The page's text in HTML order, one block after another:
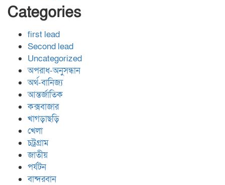
Categories
first lead
Second lead
Uncategorized
অপরাধ-অনুসন্ধান
অর্থ-বানিজ্য
আন্তর্জাতিক
কক্সবাজার
খাগড়াছড়ি
খেলা
চট্রগ্রাম
জাতীয়
পর্যটন
বান্দরবান